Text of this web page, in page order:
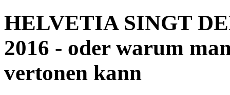
HELVETIA SINGT
2016 - oder warum
vertonen kann